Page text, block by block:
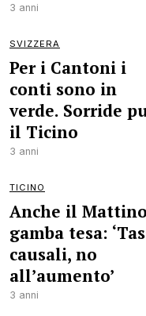
3 anni
SVIZZERA
Per i Cantoni i
conti sono in
verde. Sorride
il Ticino
3 anni
TICINO
Anche il
gamba tesa:
causali, no
all’aumento’
3 anni